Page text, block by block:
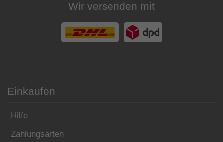
Wir versenden mit
Einkaufen
Hilfe
Zahlungsarten